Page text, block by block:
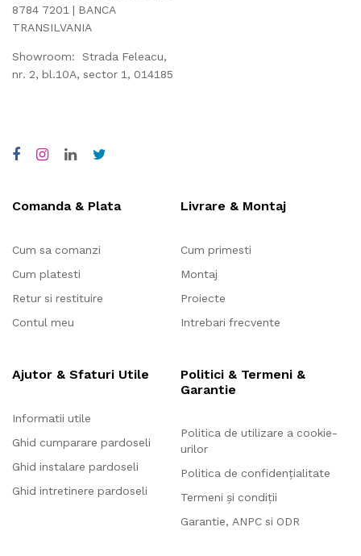
8784 7201 | BANCA
TRANSILVANIA
Showroom: Strada Feleacu,
nr. 2, bl.10A, sector 1, 014185
Comanda & Plata
Cum sa comanzi
Cum platesti
Retur si restituire
Contul meu
Livrare & Montaj
Cum primesti
Montaj
Proiecte
Intrebari frecvente
Ajutor & Sfaturi Utile
Informatii utile
Ghid cumparare pardoseli
Ghid instalare pardoseli
Ghid intretinere pardoseli
Politici & Termeni &
Garantie
Politica de utilizare a cookie-
urilor
Politica de confidențialitate
Termeni și condiții
Garantie, ANPC si ODR